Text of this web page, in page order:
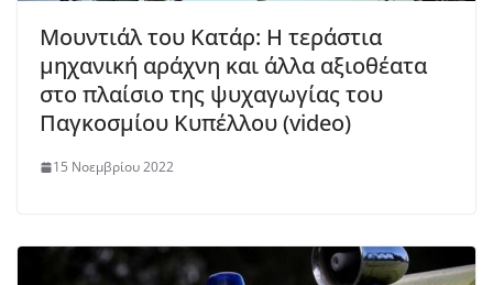
Μουντιάλ του Κατάρ: Η τεράστια
μηχανική αράχνη και άλλα αξιοθέατα
στο πλαίσιο της ψυχαγωγίας του
Παγκοσμίου Κυπέλλου (video)
15 Νοεμβρίου 2022